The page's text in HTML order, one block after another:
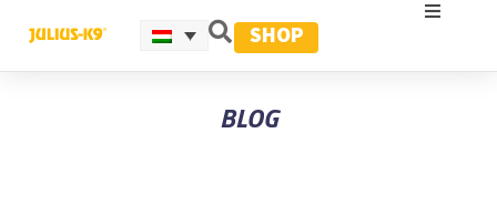
SHOP
BLOG